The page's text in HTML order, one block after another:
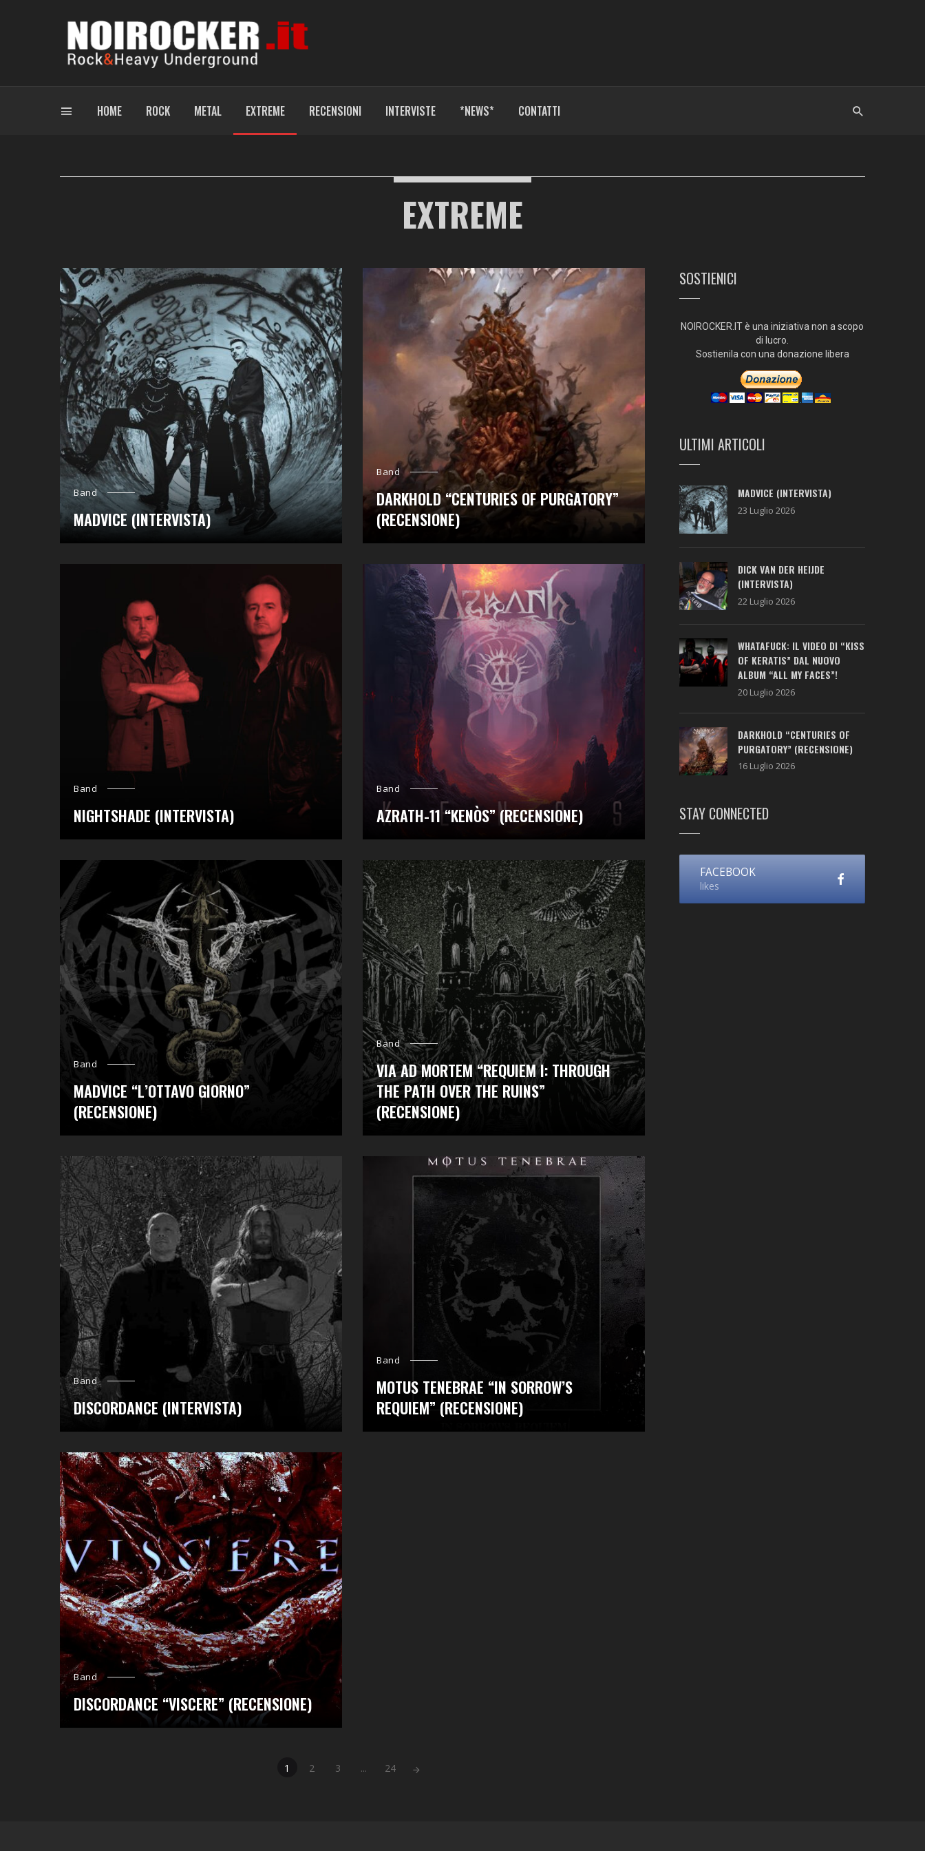
HOME ROCK METAL EXTREME RECENSIONI INTERVISTE *NEWS* CONTATTI
EXTREME
Band
MADVICE (INTERVISTA)
Band
DARKHOLD “CENTURIES OF PURGATORY”
(RECENSIONE)
Band
NIGHTSHADE (INTERVISTA)
Band
AZRATH-11 “KENÒS” (RECENSIONE)
Band
MADVICE “L’OTTAVO GIORNO”
(RECENSIONE)
Band
VIA AD MORTEM “REQUIEM I: THROUGH
THE PATH OVER THE RUINS”
(RECENSIONE)
Band
DISCORDANCE (INTERVISTA)
Band
MOTUS TENEBRAE “IN SORROW’S
REQUIEM” (RECENSIONE)
Band
DISCORDANCE “VISCERE” (RECENSIONE)
1 2 3 ... 24
SOSTIENICI
NOIROCKER.IT è una iniziativa non a scopo
di lucro.
Sostienila con una donazione libera
ULTIMI ARTICOLI
MADVICE (INTERVISTA)
23 Luglio 2026
DICK VAN DER HEIJDE
(INTERVISTA)
22 Luglio 2026
WHATAFUCK: IL VIDEO DI “KISS
OF KERATIS” DAL NUOVO
ALBUM “ALL MY FACES”!
20 Luglio 2026
DARKHOLD “CENTURIES OF
PURGATORY” (RECENSIONE)
16 Luglio 2026
STAY CONNECTED
FACEBOOK
likes